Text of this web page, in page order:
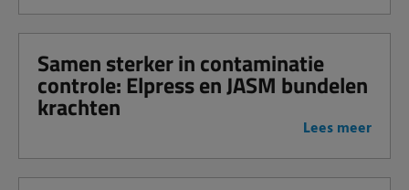
Samen sterker in contaminatie
controle: Elpress en JASM bundelen
krachten
Lees meer